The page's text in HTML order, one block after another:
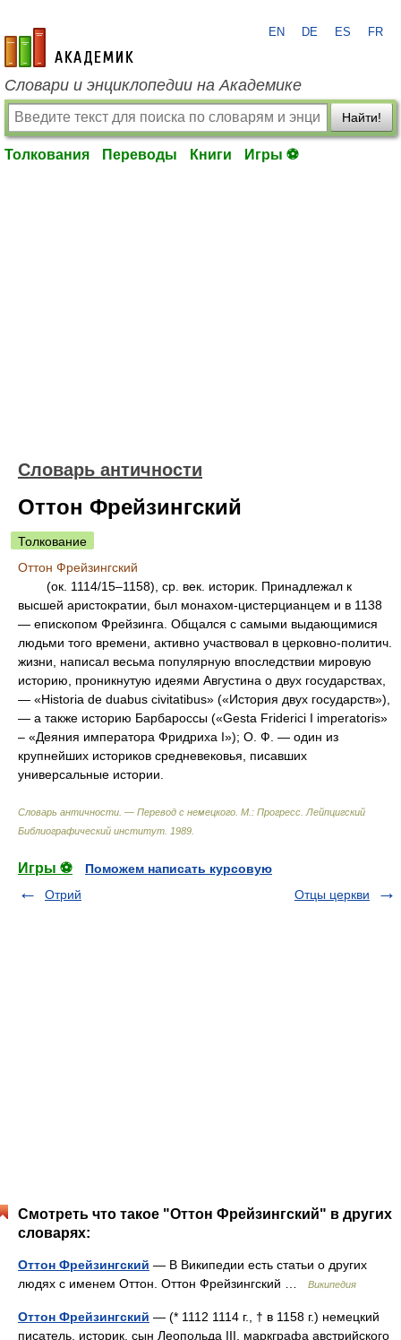
academic.ru
EN DE ES FR
Словари и энциклопедии на Академике
Найти!
Толкования Переводы Книги Игры ⚽
Словарь античности
Оттон Фрейзингский
Толкование
Оттон Фрейзингский
(ок. 1114/15–1158), ср. век. историк. Принадлежал к
высшей аристократии, был монахом-цистерцианцем и в 1138
— епископом Фрейзинга. Общался с самыми выдающимися
людьми того времени, активно участвовал в церковно-политич.
жизни, написал весьма популярную впоследствии мировую
историю, проникнутую идеями Августина о двух государствах,
— «Historia de duabus civitatibus» («История двух государств»),
— а также историю Барбароссы («Gesta Friderici I imperatoris»
– «Деяния императора Фридриха I»); О. Ф. — один из
крупнейших историков средневековья, писавших
универсальные истории.
Словарь античности. — Перевод с немецкого. М.: Прогресс Лейпцигский
Библиографический институт 1989
Игры ⚽
Поможем написать курсовую
Отрий
Отцы церкви
Смотреть что такое "Оттон Фрейзингский" в других
словарях:
Оттон Фрейзингский — В Википедии есть статьи о других
людях с именем Оттон. Оттон Фрейзингский …
Википедия
Оттон Фрейзингский — (* 1112 1114 г., † в 1158 г.) немецкий
писатель, историк, сын Леопольда III, маркграфа австрийского